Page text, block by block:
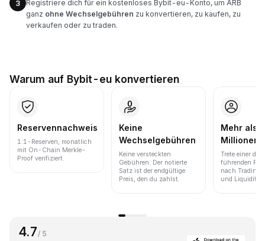
3
Registriere dich für ein kostenloses Bybit-eu-Konto, um ARB
ganz ohne Wechselgebühren zu konvertieren, zu kaufen, zu
verkaufen oder zu traden.
Warum auf Bybit-eu konvertieren
Reservennachweis
1:1-Reserven, monatlich
mit On-Chain Merkle-
Proof verifiziert.
Keine
Wechselgebühren
Keine versteckten
Gebühren. Der notierte
Satz ist der endgültige
Preis, den du zahlst.
Mehr als
Millionen
Trete einer der
führenden
nach Trading-
und Liquidität
4.7 / 5